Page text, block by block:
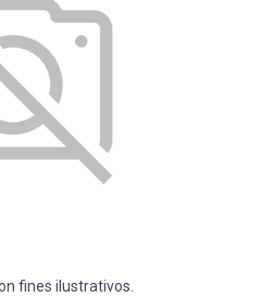
fines ilustrativos.